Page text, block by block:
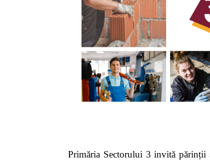
Primăria Sectorului 3 invită părinții și